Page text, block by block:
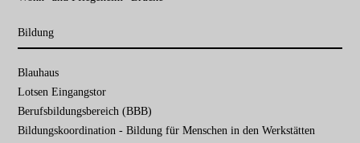
Bildung
Navigation
überspringen
Blauhaus
Lotsen Eingangstor
Berufsbildungsbereich (BBB)
Bildungskoordination - Bildung für Menschen in den Werkstätten